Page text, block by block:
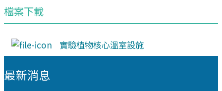
檔案下載
實驗植物核心溫室設施
最新消息